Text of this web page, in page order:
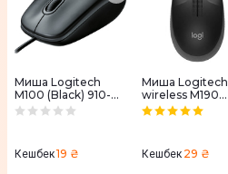
Миша Logitech
M100 (Black) 910-
006652
Кешбек19 ₴
Миша Logitech
wireless M190
(Charcoal) 910-
005905
Кешбек 29 ₴